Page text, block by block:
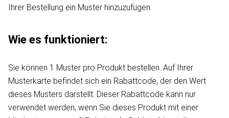
Ihrer Bestellung ein Muster hinzuzufügen.
Wie es funktioniert:
Sie können 1 Muster pro Produkt bestellen. Auf Ihrer
Musterkarte befindet sich ein Rabattcode, der den Wert
dieses Musters darstellt. Dieser Rabattcode kann nur
verwendet werden, wenn Sie dieses Produkt mit einer